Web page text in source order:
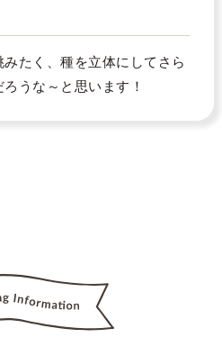
たく、種を立体にしてさら
うな～と思います！